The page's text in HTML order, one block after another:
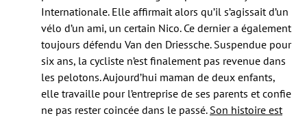
Internationale. Elle affirmait alors qu’il s’agissait d’un
vélo d’un ami, un certain Nico. Ce dernier a également
toujours défendu Van den Driessche. Suspendue pour
six ans, la cycliste n’est finalement pas revenue dans
les pelotons. Aujourd’hui maman de deux enfants,
elle travaille pour l’entreprise de ses parents et confie
ne pas rester coincée dans le passé. Son histoire est